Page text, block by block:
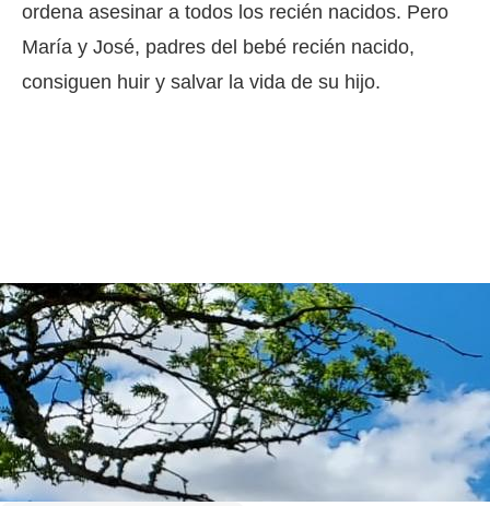
ordena asesinar a todos los recién nacidos. Pero
María y José, padres del bebé recién nacido,
consiguen huir y salvar la vida de su hijo.